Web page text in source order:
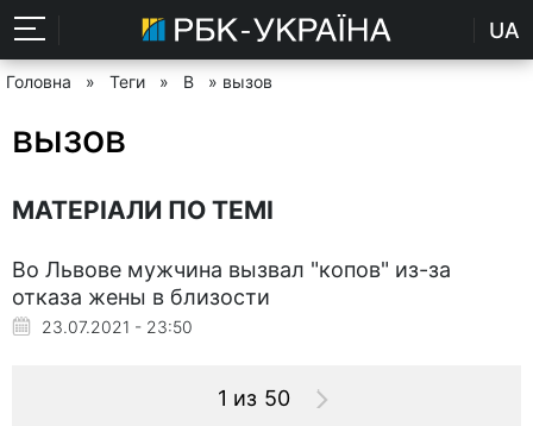
UA
Головна » Теги » В » вызов
вызов
МАТЕРІАЛИ ПО ТЕМІ
Во Львове мужчина вызвал "копов" из-за
отказа жены в близости
23.07.2021 - 23:50
1 из 50